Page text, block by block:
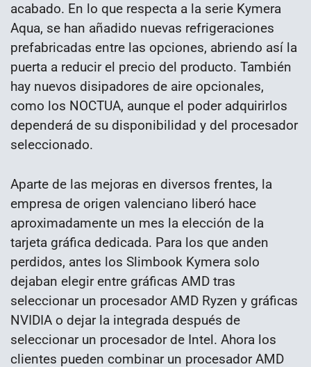
acabado. En lo que respecta a la serie Kymera
Aqua, se han añadido nuevas refrigeraciones
prefabricadas entre las opciones, abriendo así la
puerta a reducir el precio del producto. También
hay nuevos disipadores de aire opcionales,
como los NOCTUA, aunque el poder adquirirlos
dependerá de su disponibilidad y del procesador
seleccionado.
Aparte de las mejoras en diversos frentes, la
empresa de origen valenciano liberó hace
aproximadamente un mes la elección de la
tarjeta gráfica dedicada. Para los que anden
perdidos, antes los Slimbook Kymera solo
dejaban elegir entre gráficas AMD tras
seleccionar un procesador AMD Ryzen y gráficas
NVIDIA o dejar la integrada después de
seleccionar un procesador de Intel. Ahora los
clientes pueden combinar un procesador AMD